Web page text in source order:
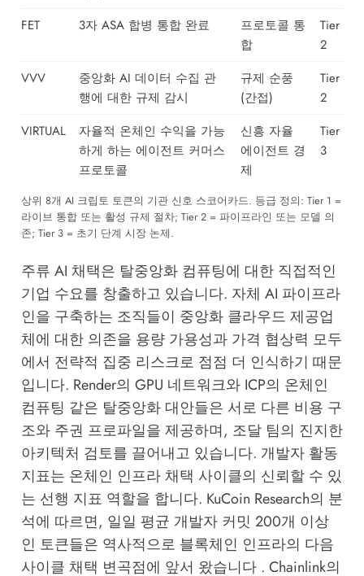
상위 8개 AI 크립토 토큰의 기관 신호 스코어카드. 등급 정의: Tier 1 =
라이브 통합 또는 활성 규제 절차; Tier 2 = 파이프라인 또는 모델 의
존; Tier 3 = 초기 단계 시장 논제.
FET 3자 ASA 합병 통합 완료
프로토콜 통
합
Tier
2
VVV
중앙화 AI 데이터 수집 관
행에 대한 규제 감시
규제 순풍
(간접)
Tier
2
VIRTUAL
자율적 온체인 수익을 가능
하게 하는 에이전트 커머스
프로토콜
신흥 자율
에이전트 경
제
Tier
3
주류 AI 채택은 탈중앙화 컴퓨팅에 대한 직접적인
기업 수요를 창출하고 있습니다. 자체 AI 파이프라
인을 구축하는 조직들이 중앙화 클라우드 제공업
체에 대한 의존을 용량 가용성과 가격 협상력 모두
에서 전략적 집중 리스크로 점점 더 인식하기 때문
입니다. Render의 GPU 네트워크와 ICP의 온체인
컴퓨팅 같은 탈중앙화 대안들은 서로 다른 비용 구
조와 주권 프로파일을 제공하며, 조달 팀의 진지한
아키텍처 검토를 끌어내고 있습니다. 개발자 활동
지표는 온체인 인프라 채택 사이클의 신뢰할 수 있
는 선행 지표 역할을 합니다. KuCoin Research의 분
석에 따르면, 일일 평균 개발자 커밋 200개 이상
인 토큰들은 역사적으로 블록체인 인프라의 다음
사이클 채택 변곡점에 앞서 왔습니다 . Chainlink의